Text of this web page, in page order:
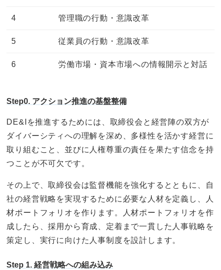
4 管理職の行動・意識改革
5 従業員の行動・意識改革
6 労働市場・資本市場への情報開示と対話
Step0. アクション推進の基盤整備
DE&Iを推進するためには、取締役会と経営陣の双方が
ダイバーシティへの理解を深め、多様性を活かす経営に
取り組むこと、並びに人権尊重の責任を果たす信念を持
つことが不可欠です。
その上で、取締役会は監督機能を強化するとともに、自
社の経営戦略を実現するために必要な人材を定義し、人
材ポートフォリオを作ります。人材ポートフォリオを作
成したら、採用から育成、定着まで一貫した人事戦略を
策定し、実行に向けた人事制度を設計します。
Step 1. 経営戦略への組み込み